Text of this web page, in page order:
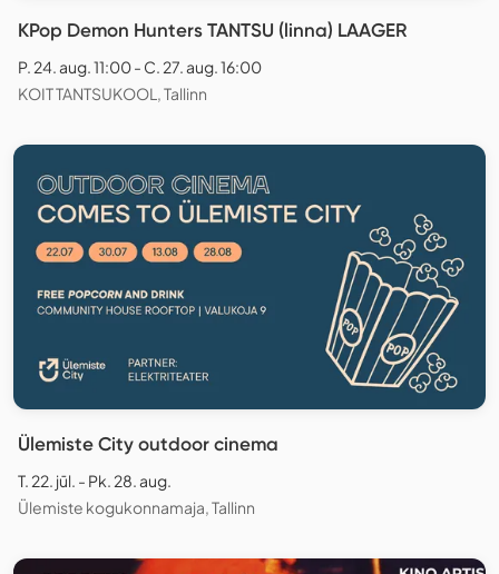
KPop Demon Hunters TANTSU (linna) LAAGER
P. 24. aug. 11:00 - C. 27. aug. 16:00
KOIT TANTSUKOOL, Tallinn
Ülemiste City outdoor cinema
T. 22. jūl. - Pk. 28. aug.
Ülemiste kogukonnamaja, Tallinn